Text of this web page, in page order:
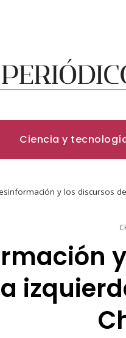
Ciencia y
y los discursos